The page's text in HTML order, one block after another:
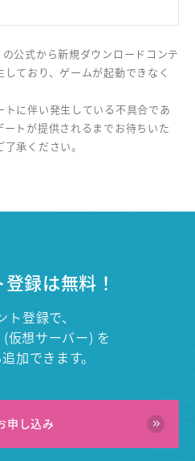
公式から新規ダウンロードコンテ
ており、ゲームが起動できなく
に伴い発生している不具合であ
トが提供されるまでお待ちいた
承ください。
録は無料！
ト登録で、
仮想サーバー) を
加できます。
申し込み